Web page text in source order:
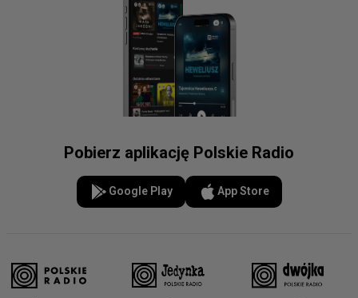
Pobierz aplikację Polskie Radio
Google Play App Store